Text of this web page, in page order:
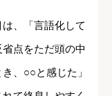
は、「言語化して
点をただ頭の中
、○○と感じた」